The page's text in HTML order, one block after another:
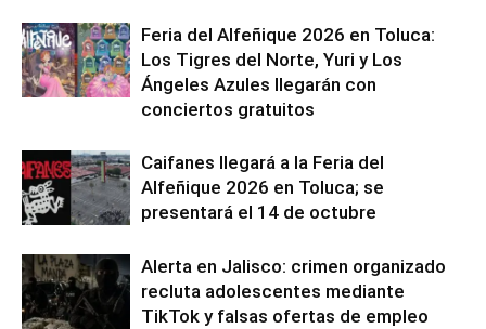
Feria del Alfeñique 2026 en Toluca:
Los Tigres del Norte, Yuri y Los
Ángeles Azules llegarán con
conciertos gratuitos
Caifanes llegará a la Feria del
Alfeñique 2026 en Toluca; se
presentará el 14 de octubre
Alerta en Jalisco: crimen organizado
recluta adolescentes mediante
TikTok y falsas ofertas de empleo